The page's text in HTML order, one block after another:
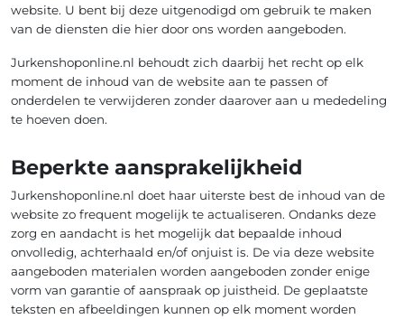
website. U bent bij deze uitgenodigd om gebruik te maken
van de diensten die hier door ons worden aangeboden.
Jurkenshoponline.nl behoudt zich daarbij het recht op elk
moment de inhoud van de website aan te passen of
onderdelen te verwijderen zonder daarover aan u mededeling
te hoeven doen.
Beperkte aansprakelijkheid
Jurkenshoponline.nl doet haar uiterste best de inhoud van de
website zo frequent mogelijk te actualiseren. Ondanks deze
zorg en aandacht is het mogelijk dat bepaalde inhoud
onvolledig, achterhaald en/of onjuist is. De via deze website
aangeboden materialen worden aangeboden zonder enige
vorm van garantie of aanspraak op juistheid. De geplaatste
teksten en afbeeldingen kunnen op elk moment worden